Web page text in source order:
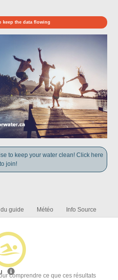
keep the data flowing
to keep your water clean! Click here
to join!
guide Météo Info Source
comprendre ce que ces résultats